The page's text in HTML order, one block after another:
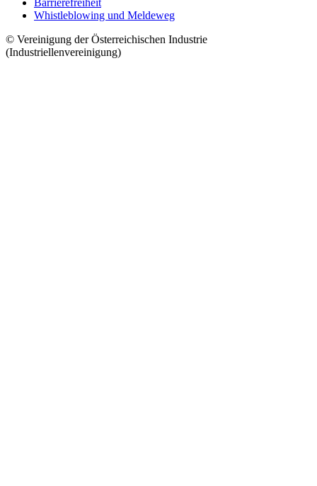
Barrierefreiheit
Whistleblowing und Meldeweg
© Vereinigung der Österreichischen Industrie
(Industriellenvereinigung)